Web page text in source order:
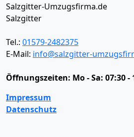
Salzgitter-Umzugsfirma.de
Salzgitter
Tel.: 01579-2482375
E-Mail: info@salzgitter-
Öffnungszeiten: Mo - Sa: 07:30 -
Impressum
Datenschutz